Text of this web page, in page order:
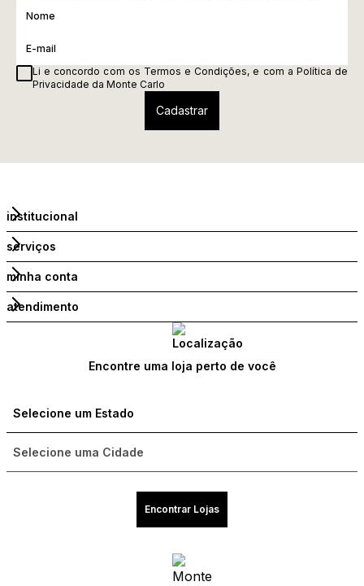
Li e concordo com os Termos e Condições, e com a Política de
Privacidade da Monte Carlo
institucional
serviços
minha conta
atendimento
Encontre uma loja perto de você
Encontrar Lojas